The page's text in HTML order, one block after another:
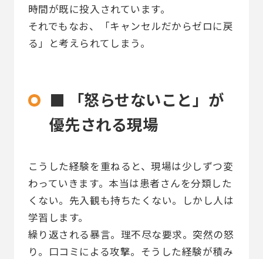
時間が既に投入されています。
それでもなお、「キャンセルだからゼロに戻
る」と考えられてしまう。
■ 「怒らせないこと」が
優先される現場
こうした経験を重ねると、現場は少しずつ変
わっていきます。本当は患者さんを分類した
くない。先入観も持ちたくない。しかし人は
学習します。
繰り返される暴言。理不尽な要求。突然の怒
り。口コミによる攻撃。そうした経験が積み